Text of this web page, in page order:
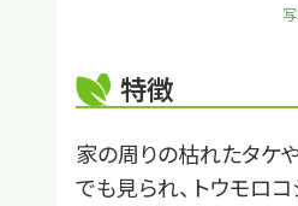
特徴
家の周りの枯れたタケ
でも見られ、 トウモロ